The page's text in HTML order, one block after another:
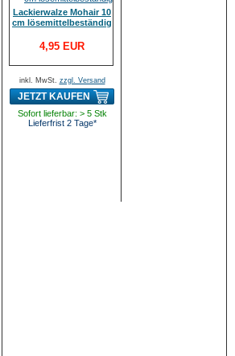
Lackierwalze Mohair 10
cm lösemittelbeständig
4,95 EUR
inkl. MwSt. zzgl. Versand
JETZT KAUFEN
Sofort lieferbar: > 5 Stk
Lieferfrist 2 Tage*